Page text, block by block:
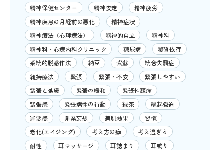
精神保健センター
精神安定
精神疲労
精神疾患の月経前の悪化
精神症状
精神療法（心理療法）
精神的自立
精神科
精神科・心療内科クリニック
糖尿病
糖質依存
系統的脱感作法
納豆 紫蘇
統合失調症
維持療法
緊張 緊張・不安
緊張しやすい
緊張と弛緩
緊張の緩和
緊張性頭痛
緊張感
緊張病性の行動 緑茶
縁起強迫
罪悪感
罪業妄想 美肌効果
習慣
老化(エイジング)
考え方の癖
考え過ぎる
耐性
耳マッサージ 耳詰まり
耳鳴り